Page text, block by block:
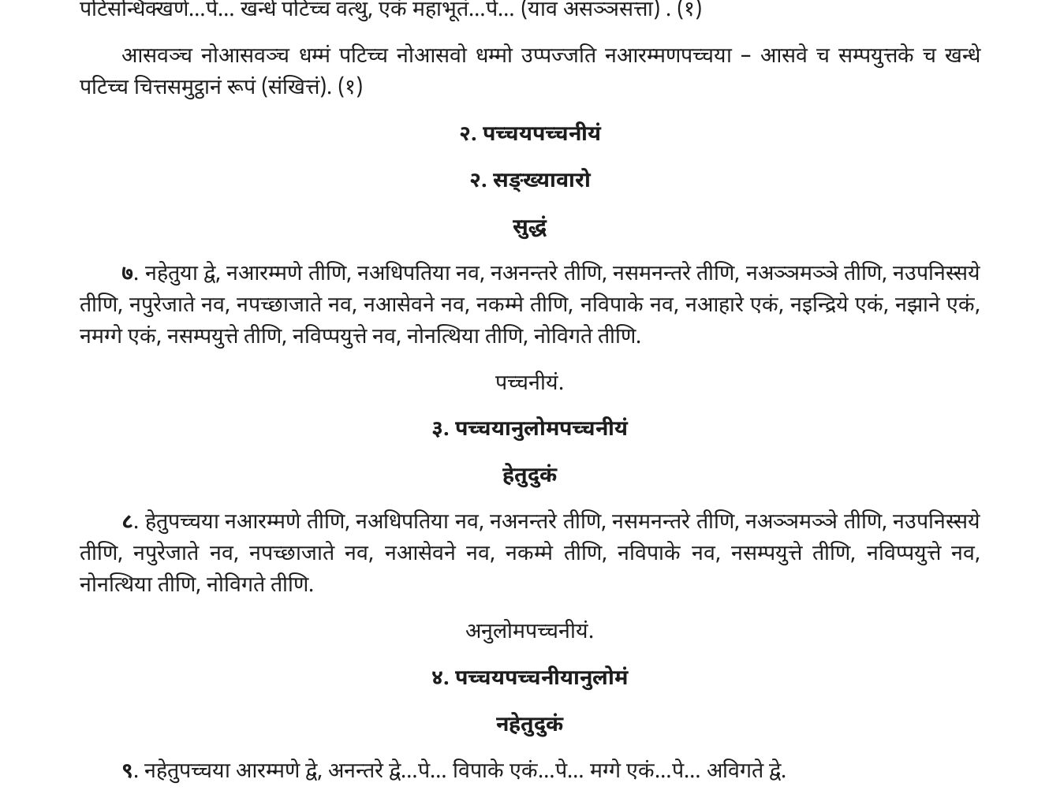
पटिसन्धिक्खणे…पे… खन्धे पटिच्च वत्थु, एकं महाभूतं…पे… (याव असञ्ञसत्ता) . (१)
आसवञ्च नोआसवञ्च धम्मं पटिच्च नोआसवो धम्मो उप्पज्जति नआरम्मणपच्चया – आसवे च सम्पयुत्तके च खन्धे
पटिच्च चित्तसमुट्ठानं रूपं (संखित्तं). (१)
२. पच्चयपच्चनीयं
२. सङ्ख्यावारो
सुद्धं
७. नहेतुयाद्वे, नआरम्मणे तीणि, नअधिपतिया नव, नअनन्तरे तीणि, नसमनन्तरे तीणि, नअञ्ञमञ्ञे तीणि, नउपनिस्सये
तीणि, नपुरेजाते नव, नपच्छाजाते नव, नआसेवने नव, नकम्मे तीणि, नविपाके नव, नआहारे एकं, नइन्द्रिये एकं, नझाने एकं,
नमग्गे एकं, नसम्पयुत्ते तीणि, नविप्पयुत्ते नव, नोनत्थिया तीणि, नोविगते तीणि.
पच्चनीयं.
३. पच्चयानुलोमपच्चनीयं
हेतुदुकं
८. हेतुपच्चया नआरम्मणे तीणि, नअधिपतिया नव, नअनन्तरे तीणि, नसमनन्तरे तीणि, नअञ्ञमञ्ञे तीणि, नउपनिस्सये
तीणि, नपुरेजाते नव, नपच्छाजाते नव, नआसेवने नव, नकम्मे तीणि, नविपाके नव, नसम्पयुत्ते तीणि, नविप्पयुत्ते नव,
नोनत्थिया तीणि, नोविगते तीणि.
अनुलोमपच्चनीयं.
४. पच्चयपच्चनीयानुलोमं
नहेतुदुकं
९. नहेतुपच्चया आरम्मणे द्वे, अनन्तरे द्वे…पे… विपाके एकं…पे… मग्गे एकं…पे… अविगते द्वे.